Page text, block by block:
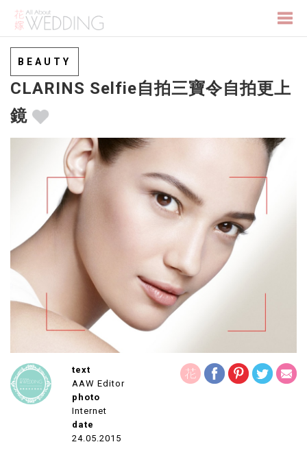
BEAUTY
CLARINS Selfie自拍三寶令自拍更上
鏡
text
AAW Editor
photo
Internet
date
24.05.2015